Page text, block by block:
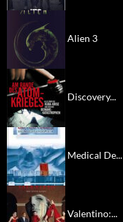
Alien 3
Discovery...
Medical De...
Valentino:...